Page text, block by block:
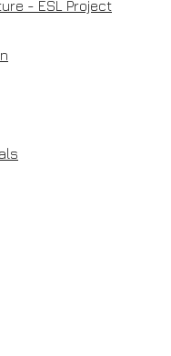
- ESL Project